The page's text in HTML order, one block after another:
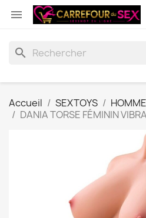

search
Accueil SEXTOYS
DANIA TORSE FÉMININ